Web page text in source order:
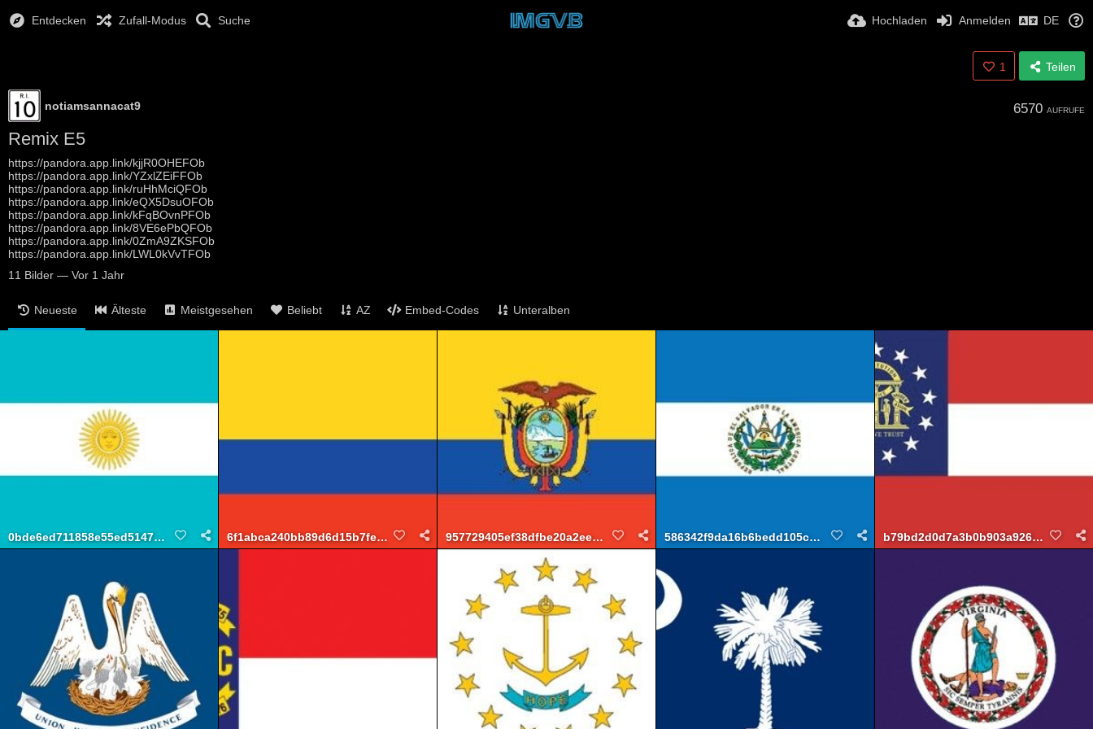
Entdecken Zufall-Modus Suche Hochladen Anmelden DE
1 Teilen
notiamsannacat9 6570 AUFRUFE
Remix E5
https://pandora.app.link/kjjR0OHEFOb
https://pandora.app.link/YZxlZEiFFOb
https://pandora.app.link/ruHhMciQFOb
https://pandora.app.link/eQX5DsuOFOb
https://pandora.app.link/kFqBOvnPFOb
https://pandora.app.link/8VE6ePbQFOb
https://pandora.app.link/0ZmA9ZKSFOb
https://pandora.app.link/LWL0kVvTFOb
11 Bilder — Vor 1 Jahr
Neueste Älteste Meistgesehen Beliebt AZ Embed-Codes Unteralben
0bde6ed711858e55ed5147bac408f215 6f1abca240bb89d6d15b7fec8a8bf12e 957729405ef38dfbe20a2eef4ce5701a 586342f9da16b6bedd105c45fc79b20a